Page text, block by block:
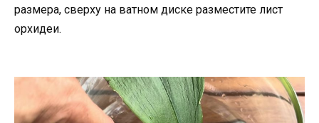
размера, сверху на ватном диске разместите лист
орхидеи.